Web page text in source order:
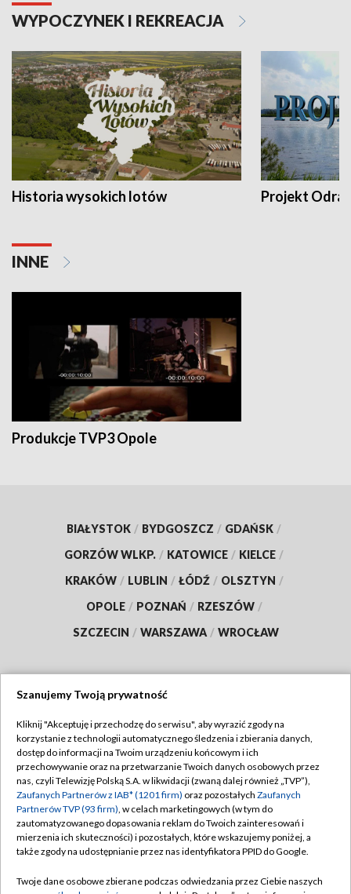
WYPOCZYNEK I REKREACJA
Historia wysokich lotów Projekt Odra
INNE
Produkcje TVP3 Opole
BIAŁYSTOK / BYDGOSZCZ / GDAŃSK /
GORZÓW WLKP. / KATOWICE / KIELCE /
KRAKÓW / LUBLIN / ŁÓDŹ / OLSZTYN /
OPOLE / POZNAŃ / RZESZÓW /
SZCZECIN / WARSZAWA / WROCŁAW
TVP
Abonament TVP
Emisja w TVP
Centrum informacji TVP
Naziemna Telewizja Cyfrowa
Regulamin TVP
Polityka prywatności
Moje zgody
Pomoc
Szanujemy Twoją prywatność
Kliknij "Akceptuję i przechodzę do serwisu", aby wyrazić zgody na
korzystanie z technologii automatycznego śledzenia i zbierania danych,
dostęp do informacji na Twoim urządzeniu końcowym i ich
przechowywanie oraz na przetwarzanie Twoich danych osobowych przez
nas, czyli Telewizję Polską S.A. w likwidacji (zwaną dalej również „TVP”),
Zaufanych Partnerów z IAB* (1201 firm) oraz pozostałych Zaufanych
Partnerów TVP (93 firm), w celach marketingowych (w tym do
zautomatyzowanego dopasowania reklam do Twoich zainteresowań i
mierzenia ich skuteczności) i pozostałych, które wskazujemy poniżej, a
także zgody na udostępnianie przez nas identyfikatora PPID do Google.
Twoje dane osobowe zbierane podczas odwiedzania przez Ciebie naszych